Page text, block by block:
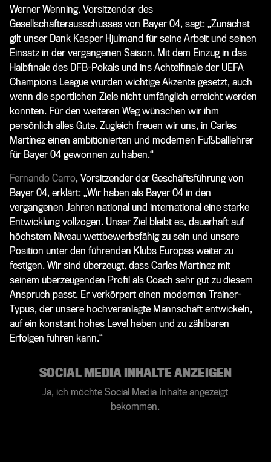
Werner Wenning, Vorsitzender des
Gesellschafterausschusses von Bayer 04, sagt: „Zunächst
gilt unser Dank Kasper Hjulmand für seine Arbeit und seinen
Einsatz in der vergangenen Saison. Mit dem Einzug in das
Halbfinale des DFB-Pokals und ins Achtelfinale der UEFA
Champions League wurden wichtige Akzente gesetzt, auch
wenn die sportlichen Ziele nicht umfänglich erreicht werden
konnten. Für den weiteren Weg wünschen wir ihm
persönlich alles Gute. Zugleich freuen wir uns, in Carles
Martínez einen ambitionierten und modernen Fußballlehrer
für Bayer 04 gewonnen zu haben.“
Fernando Carro, Vorsitzender der Geschäftsführung von
Bayer 04, erklärt: „Wir haben als Bayer 04 in den
vergangenen Jahren national und international eine starke
Entwicklung vollzogen. Unser Ziel bleibt es, dauerhaft auf
höchstem Niveau wettbewerbsfähig zu sein und unsere
Position unter den führenden Klubs Europas weiter zu
festigen. Wir sind überzeugt, dass Carles Martínez mit
seinem überzeugenden Profil als Coach sehr gut zu diesem
Anspruch passt. Er verkörpert einen modernen Trainer-
Typus, der unsere hochveranlagte Mannschaft entwickeln,
auf ein konstant hohes Level heben und zu zählbaren
Erfolgen führen kann.“
SOCIAL MEDIA INHALTE ANZEIGEN
Ja, ich möchte Social Media Inhalte angezeigt
bekommen.